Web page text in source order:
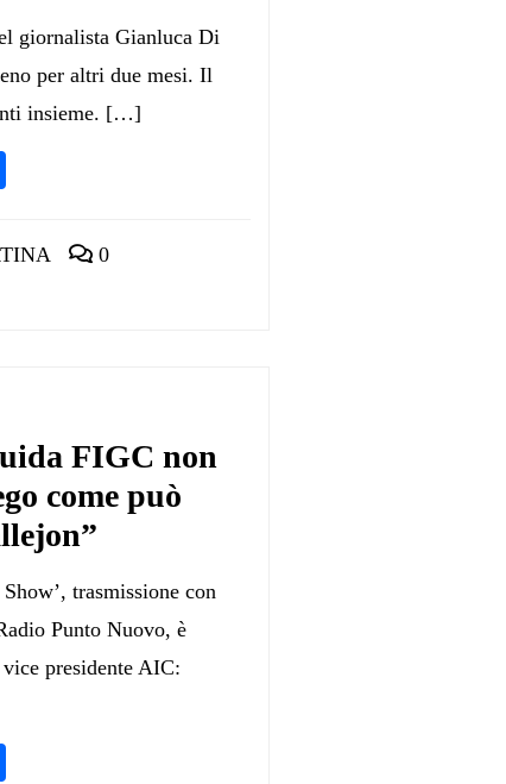
giornalista Gianluca Di
per altri due mesi. Il
insieme. […]
0
FIGC non
come può
trasmissione con
Punto Nuovo, è
presidente AIC: